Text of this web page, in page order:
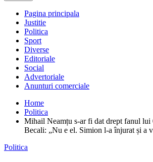
Pagina principala
Justitie
Politica
Sport
Diverse
Editoriale
Social
Advertoriale
Anunturi comerciale
Home
Politica
Mihail Neamțu s-ar fi dat drept fanul lui
Becali: „Nu e el. Simion l-a înjurat și a
Politica